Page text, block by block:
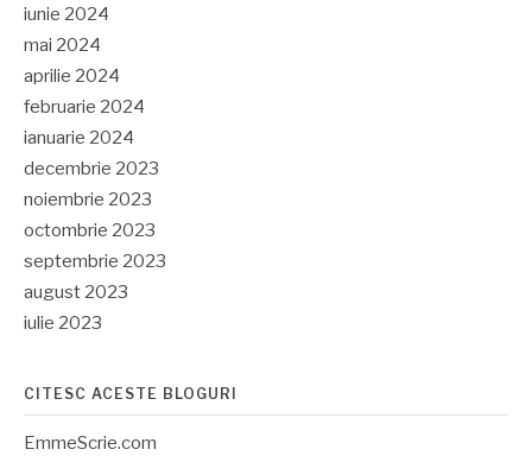
iunie 2024
mai 2024
aprilie 2024
februarie 2024
ianuarie 2024
decembrie 2023
noiembrie 2023
octombrie 2023
septembrie 2023
august 2023
iulie 2023
CITESC ACESTE BLOGURI
EmmeScrie.com